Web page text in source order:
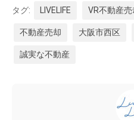
タグ: LIVELIFE VR不動産売
不動産売却 大阪市西区
誠実な不動産